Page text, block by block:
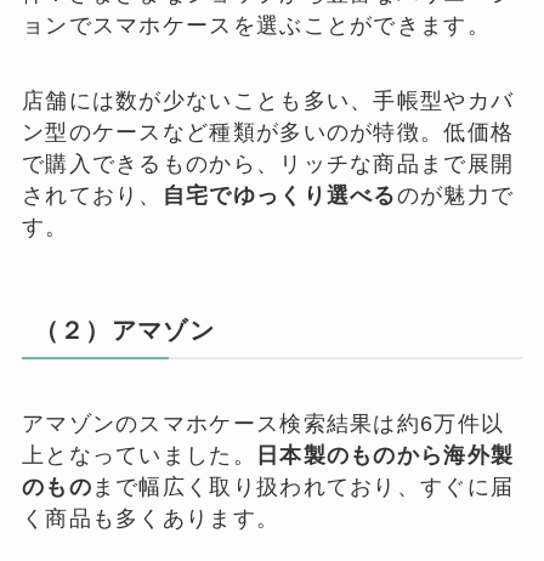
ョンでスマホケースを選ぶことができます。
店舗には数が少ないことも多い、手帳型やカバ
ン型のケースなど種類が多いのが特徴。低価格
で購入できるものから、リッチな商品まで展開
されており、
自宅でゆっくり選べるのが魅力で
す。
（２）アマゾン
アマゾンのスマホケース検索結果は約6万件以
上となっていました。
日本製のものから海外製
のもの まで幅広く取り扱われており、すぐに届
く商品も多くあります。